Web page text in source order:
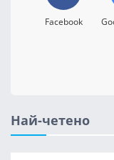
Facebook
Най-четено